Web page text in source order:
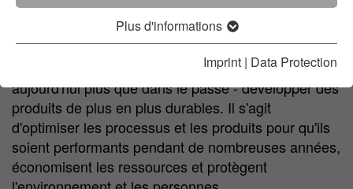
Plus d'informations
Imprint | Data Protection
Le développement durable ? C'est ce qui nous
pousse !
La recherche et le développement signifient -
aujourd'hui plus que dans le passé - développer des
produits de plus en plus durables. Il s'agit
d'optimiser les processus et les produits pour qu'ils
soient performants pendant de nombreuses années,
économisent les ressources et protègent